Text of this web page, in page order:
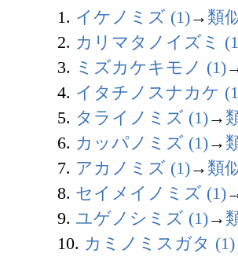
1. イケノミズ (1)→ 類
2. カリマタノイズミ
3. ミズカケキモノ (1)
4. イタチノスナカケ
5. タライノミズ (1)→
6. カッパノミズ (1)→
7. アカノミズ (1)→ 類
8. セイメイノミズ (1)
9. ユゲノシミズ (1)→
10. カミノミスガタ (1)